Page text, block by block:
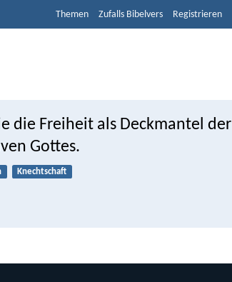
Themen Zufalls Bibelvers Registrieren
die Freiheit als Deckmantel der
Gottes.
Knechtschaft